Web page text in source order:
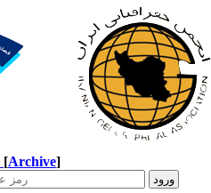
[Archive]